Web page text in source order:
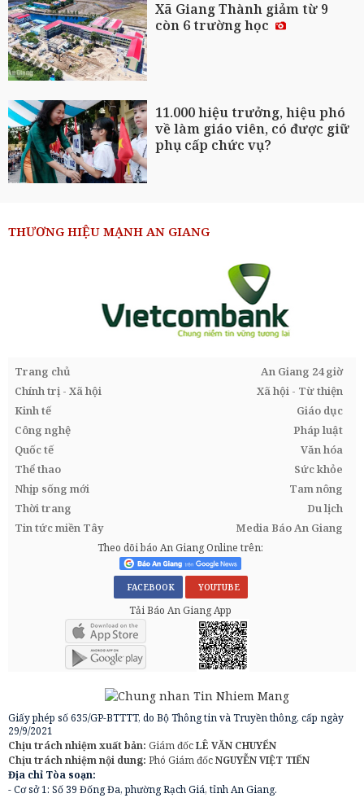
Xã Giang Thành giảm từ 9
còn 6 trường học
11.000 hiệu trưởng, hiệu phó
về làm giáo viên, có được giữ
phụ cấp chức vụ?
THƯƠNG HIỆU MẠNH AN GIANG
Trang chủ
An Giang 24 giờ
Chính trị - Xã hội
Xã hội - Từ thiện
Kinh tế
Giáo dục
Công nghệ
Pháp luật
Quốc tế
Văn hóa
Thể thao
Sức khỏe
Nhịp sống mới
Tam nông
Thời trang
Du lịch
Tin tức miền Tây
Media Báo An Giang
Theo dõi báo An Giang Online trên:
FACEBOOK YOUTUBE
Tải Báo An Giang App
Giấy phép số 635/GP-BTTTT, do Bộ Thông tin và Truyền thông, cấp ngày
29/9/2021
Chịu trách nhiệm xuất bản: Giám đốcLÊ VĂN CHUYỂN
Chịu trách nhiệm nội dung: Phó Giám đốcNGUYỄN VIỆT TIẾN
Địa chỉ Tòa soạn:
- Cơ sở 1: Số 39 Đống Đa, phường Rạch Giá, tỉnh An Giang.